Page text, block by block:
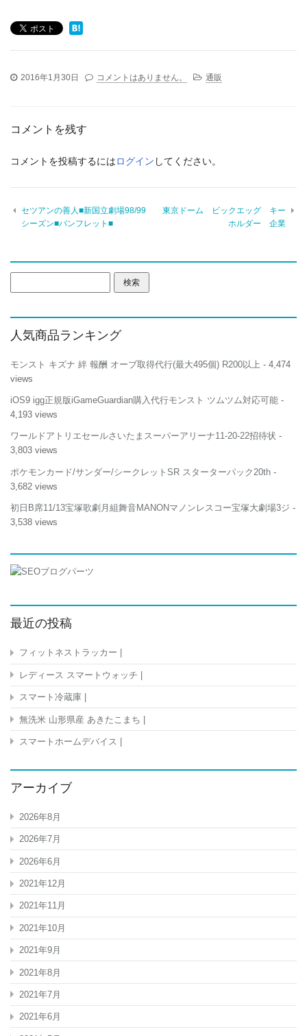
2016年1月30日 コメントはありません。 通販
コメントを残す
コメントを投稿するにはログイン してください。
セツアンの善人■新国立劇場98/99
シーズン■パンフレット■
東京ドーム ビックエッグ キー
ホルダー 企業
索:
人気商品ランキング
モンスト キズナ 絆 報酬 オーブ取得代行(最大495個) R200以上 - 4,474
views
iOS9 igg正規版iGameGuardian購入代行モンスト ツムツム対応可能 -
4,193 views
ワールドアトリエセールさいたまスーパーアリーナ11-20-22招待状 -
3,803 views
ポケモンカード/サンダー/シークレットSR スターターパック20th -
3,682 views
初日B席11/13宝塚歌劇月組舞音MANONマノンレスコー宝塚大劇場3ジ -
3,538 views
最近の投稿
フィットネストラッカー |
レディース スマートウォッチ |
スマート冷蔵庫 |
無洗米 山形県産 あきたこまち |
スマートホームデバイス |
アーカイブ
2026年8月
2026年7月
2026年6月
2021年12月
2021年11月
2021年10月
2021年9月
2021年8月
2021年7月
2021年6月